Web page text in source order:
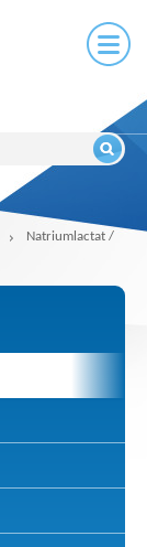
Natriumlactat /